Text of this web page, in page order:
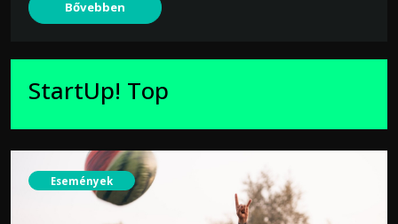
Bővebben
StartUp! Top
Események